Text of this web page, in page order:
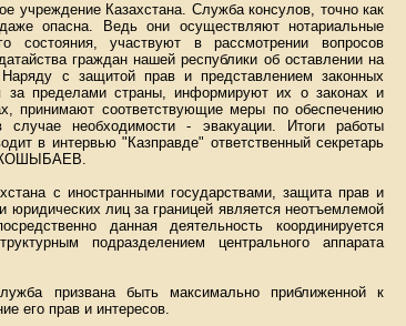
учреждение Казахстана. Служба консулов, точно как
опасна. Ведь они осуществляют нотариальные
состояния, участвуют в рассмотрении вопросов
граждан нашей республики об оставлении на
Наряду с защитой прав и представлением законных
за пределами страны, информируют их о законах и
принимают соответствующие меры по обеспечению
необходимости - эвакуации. Итоги работы
в интервью "Казправде" ответственный секретарь
ЖОШЫБАЕВ.
с иностранными государствами, защита прав и
юридических лиц за границей является неотъемлемой
данная деятельность координируется
подразделением центрального аппарата
призвана быть максимально приближенной к
его прав и интересов.